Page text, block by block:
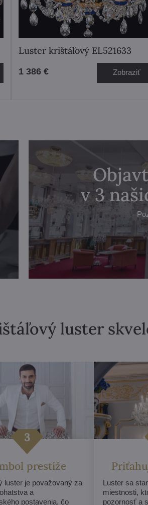
Luster krištáľový EL521633
1 386 € Zobraziť
v 3
luster
prestíže
luster je považovaný za
a
postavenia, čo
Luster sa
miestnosti,
pozornosť a